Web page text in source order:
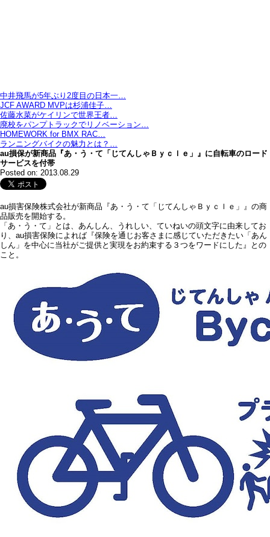
中井飛馬が5年ぶり2度目の日本一…
JCF AWARD MVPは杉浦佳子…
佐藤水菜がケイリンで世界王者…
廃校をパンプトラックでリノベーション…
HOMEWORK for BMX RAC…
ランニングバイクの魅力とは？…
au損保が新商品『あ・う・て「じてんしゃＢｙｃｌｅ」』に自転車のロード
サービスを付帯
Posted on: 2013.08.29
au損害保険株式会社が新商品『あ・う・て「じてんしゃＢｙｃｌｅ」』の商
品販売を開始する。
「あ・う・て」とは、あんしん、うれしい、ていねいの頭文字に由来してお
り、au損害保険によれば『保険を通じお客さまに感じていただきたい「あん
しん」を中心に当社がご提供と実現をお約束する３つをワードにした』との
こと。